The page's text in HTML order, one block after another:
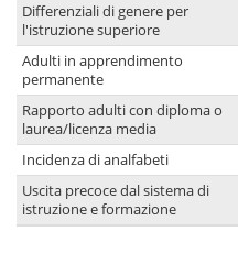
Differenziali di genere per
l'istruzione superiore
Adulti in apprendimento
permanente
Rapporto adulti con diploma o
laurea/licenza media
Incidenza di analfabeti
Uscita precoce dal sistema di
istruzione e formazione